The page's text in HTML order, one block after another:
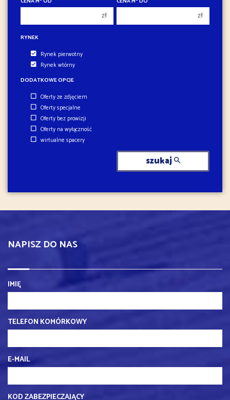
4
4
zł zł
RYNEK
Rynek pierwotny
Rynek wtórny
DODATKOWE OPCJE
Oferty ze zdjęciem
Oferty specjalne
Oferty bez prowizji
Oferty na wyłączność
wirtualne spacery
szukaj
NAPISZ DO NAS
IMIĘ
TELEFON KOMÓRKOWY
E-MAIL
KOD ZABEZPIECZAJĄCY